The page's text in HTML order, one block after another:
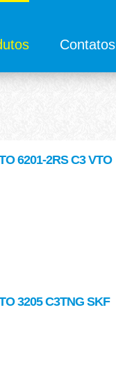
Contatos
6201-2RS C3 VTO
3205 C3TNG SKF